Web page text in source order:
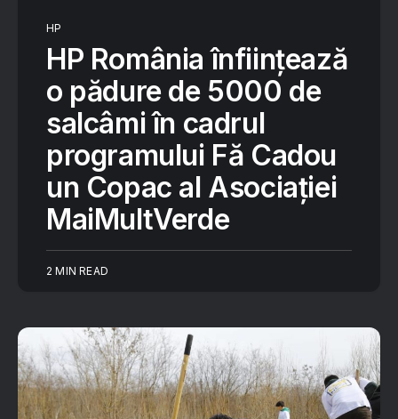
HP
HP România înființează
o pădure de 5000 de
salcâmi în cadrul
programului Fă Cadou
un Copac al Asociației
MaiMultVerde
2 MIN READ